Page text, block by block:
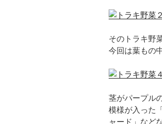
そのトラキ野
今回は葉もの
茎がパープル
模様が入った
ャード」など